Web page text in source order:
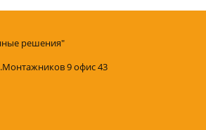
решения"
9 офис 43